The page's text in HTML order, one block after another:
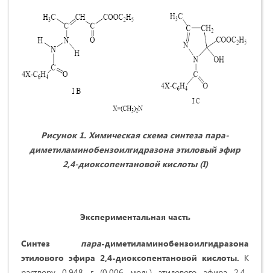
Рисунок 1. Химическая схема синтеза пара-
диметиламинобензоилгидразона этиловый эфир
2,4-диоксопентановой кислоты (I)
Экспериментальная часть
Синтез пара-диметиламинобензоилгидразона
этилового эфира 2,4-диоксопентановой кислоты. К